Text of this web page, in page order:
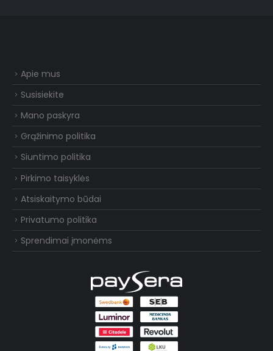
Apie mus
Susisiekite
Mano paskyra
Grąžinimo politika
Siuntimo politika
Pirkimo taisyklės
Atsiskaitymo būdai
Privatumo politika
Sprendimai įmonėms